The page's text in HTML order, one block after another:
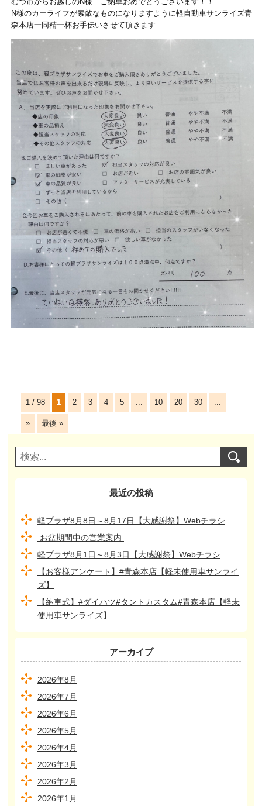
N様のカーライフが素敵なものになりますように軽自動車サンライズ青
森本店一同精一杯お手伝いさせて頂きます
1 / 98 1 2 3 4 5 10 20 30
» 最後 »
最近の投稿
軽プラザ8月8日～8月17日【大感謝祭】Webチラシ
お盆期間中の営業案内
軽プラザ8月1日～8月3日【大感謝祭】Webチラシ
【お客様アンケート】#青森本店【軽未使用車サンライ
ズ】
【納車式】#ダイハツ#タントカスタム#青森本店【軽未
使用車サンライズ】
アーカイブ
2026年8月
2026年7月
2026年6月
2026年5月
2026年4月
2026年3月
2026年2月
2026年1月